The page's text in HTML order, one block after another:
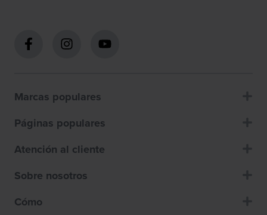
Marcas populares
Páginas populares
Atención al cliente
Sobre nosotros
Cómo